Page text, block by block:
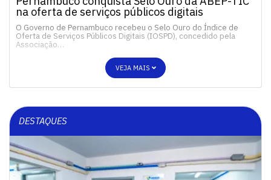
na oferta de serviços públicos digitais
O Governo de Pernambuco recebeu o Selo Ouro do Índice de
Oferta de Serviços Públicos Digitais (IOSPD), concedido pela
Associação…
VEJA MAIS
DESTAQUES